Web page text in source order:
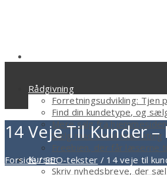
Rådgivning
Forretningsudvikling: Tjen
Find din kundetype, og
Mere salg fra
Sælg med email marketing
Freebien, der får læserne
Kurser
Skriv nyhedsbreve, der
14 Veje Til Kunder
Forside/SEO-tekster / 14 veje til